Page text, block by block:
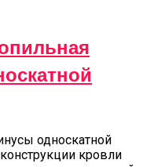
односкатной
кровли